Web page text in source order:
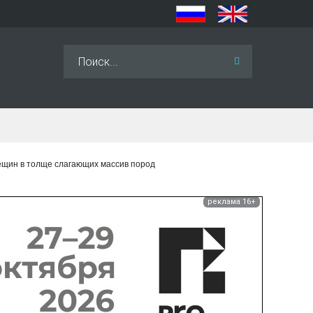
в толще слагающих массив пород
реклама 16+